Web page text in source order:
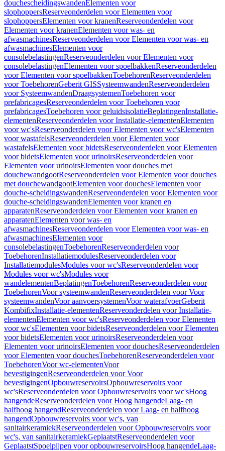
douchescheidingswandenElementen voor
slophoppersReserveonderdelen voor Elementen voor
slophoppersElementen voor kranenReserveonderdelen voor
Elementen voor kranenElementen voor was- en
afwasmachinesReserveonderdelen voor Elementen voor was- en
afwasmachinesElementen voor
consolebelastingenReserveonderdelen voor Elementen voor
consolebelastingenElementen voor spoelbakkenReserveonderdelen
voor Elementen voor spoelbakkenToebehorenReserveonderdelen
voor ToebehorenGeberit GISSysteemwandenReserveonderdelen
voor SysteemwandenDraagsystemenToebehoren voor
prefabricagesReserveonderdelen voor Toebehoren voor
prefabricagesToebehoren voor geluidsisolatieBeplatingenInstallatie-
elementenReserveonderdelen voor Installatie-elementenElementen
voor wc'sReserveonderdelen voor Elementen voor wc'sElementen
voor wastafelsReserveonderdelen voor Elementen voor
wastafelsElementen voor bidetsReserveonderdelen voor Elementen
voor bidetsElementen voor urinoirsReserveonderdelen voor
Elementen voor urinoirsElementen voor douches met
douchewandgootReserveonderdelen voor Elementen voor douches
met douchewandgootElementen voor douchesElementen voor
douche-scheidingswandenReserveonderdelen voor Elementen voor
douche-scheidingswandenElementen voor kranen en
apparatenReserveonderdelen voor Elementen voor kranen en
apparatenElementen voor was- en
afwasmachinesReserveonderdelen voor Elementen voor was- en
afwasmachinesElementen voor
consolebelastingenToebehorenReserveonderdelen voor
ToebehorenInstallatiemodulesReserveonderdelen voor
InstallatiemodulesModules voor wc'sReserveonderdelen voor
Modules voor wc'sModules voor
wandelementenBeplatingenToebehorenReserveonderdelen voor
ToebehorenVoor systeemwandenReserveonderdelen voor Voor
systeemwandenVoor aanvoersystemenVoor waterafvoerGeberit
KombifixInstallatie-elementenReserveonderdelen voor Installatie-
elementenElementen voor wc'sReserveonderdelen voor Elementen
voor wc'sElementen voor bidetsReserveonderdelen voor Elementen
voor bidetsElementen voor urinoirsReserveonderdelen voor
Elementen voor urinoirsElementen voor douchesReserveonderdelen
voor Elementen voor douchesToebehorenReserveonderdelen voor
ToebehorenVoor wc-elementenVoor
bevestigingenReserveonderdelen voor Voor
bevestigingenOpbouwreservoirsOpbouwreservoirs voor
wc'sReserveonderdelen voor Opbouwreservoirs voor wc'sHoog
hangendeReserveonderdelen voor Hoog hangendeLaag- en
halfhoog hangendReserveonderdelen voor Laag- en halfhoog
hangendOpbouwreservoirs voor wc's, van
sanitairkeramiekReserveonderdelen voor Opbouwreservoirs voor
wc's, van sanitairkeramiekGeplaatstReserveonderdelen voor
GeplaatstSpoelpijpen voor opbouwreservoirsHoog hangendeLaag-